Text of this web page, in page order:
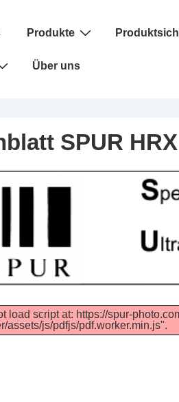
Produkte
Über uns
SPUR HRX
load script at: https://spur-
assets/js/pdfjs/pdf.worker.min.js".